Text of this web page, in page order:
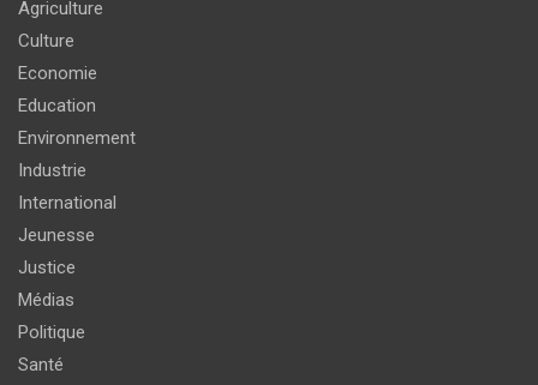
Agriculture
Culture
Economie
Education
Environnement
Industrie
International
Jeunesse
Justice
Médias
Politique
Santé